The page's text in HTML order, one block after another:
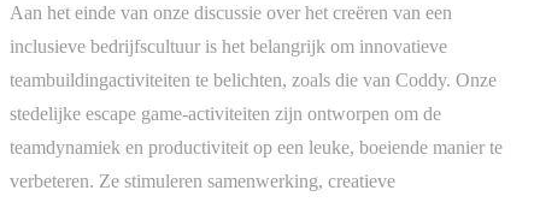
Aan het einde van onze discussie over het creëren van een
inclusieve bedrijfscultuur is het belangrijk om innovatieve
teambuildingactiviteiten te belichten, zoals die van Coddy. Onze
stedelijke escape game-activiteiten zijn ontworpen om de
teamdynamiek en productiviteit op een leuke, boeiende manier te
verbeteren. Ze stimuleren samenwerking, creatieve